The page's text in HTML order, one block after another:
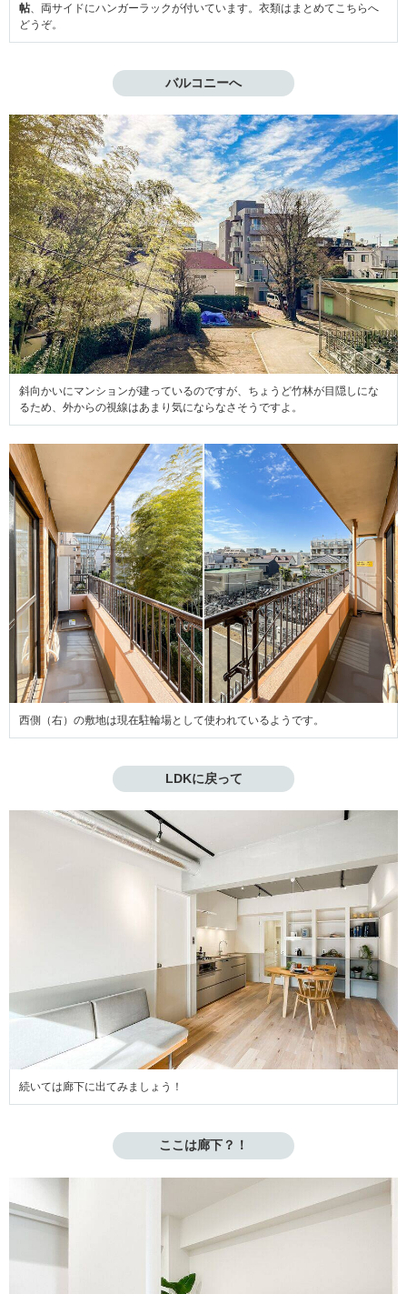
帖 、両サイドにハンガーラックが付いています。衣類はまとめてこちらへ
どうぞ。
バルコニーへ
斜向かいにマンションが建っているのですが、ちょうど竹林が目隠しにな
るため、外からの視線はあまり気にならなさそうですよ。
西側（右）の敷地は現在駐輪場として使われているようです。
LDKに戻って
続いては廊下に出てみましょう！
ここは廊下？！